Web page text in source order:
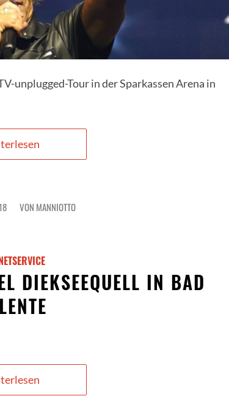
unplugged-Tour in der Sparkassen Arena in
VON MANNIOTTO
DIEKSEEQUELL IN BAD